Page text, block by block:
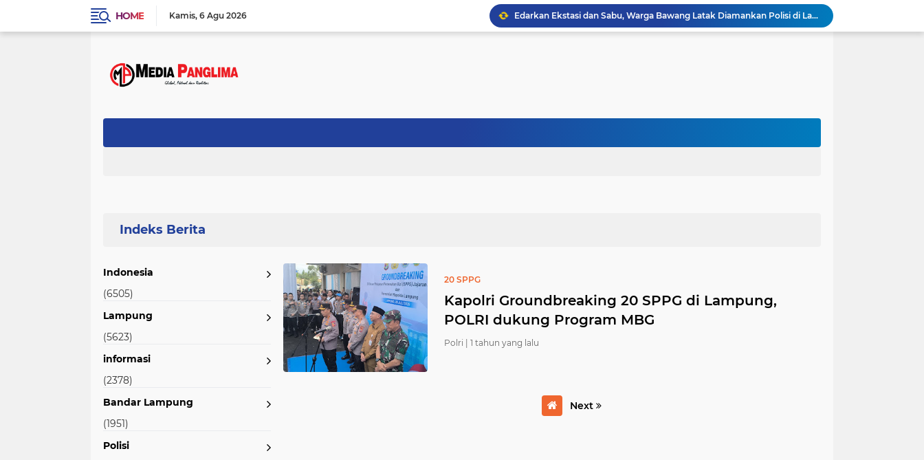
HOME Kamis 6 Agu 2026
OJK Bersama Pemkab Pesisir Barat Wujudkan Inklusi Keuangan Nyata: 150 Guru dan Tenaga Pendidik Terima Polis Asuransi Jiwa
Polres Tubaba Gelar Welcome and Farewell Parade Penyambutan Kapolres Baru AKBP Himmawan!
Satlantas Polres Aceh Timur Gencarkan Edukasi Keselamatan Berlalu Lintas di Simpang Empat Traffic Light Kota Idi
Indonesia
(6505)
Lampung
(5623)
informasi
(2378)
Bandar Lampung
(1951)
Polisi
20 SPPG
Kapolri Groundbreaking 20 SPPG di Lampung,
POLRI dukung Program MBG
Polri | 1 tahun yang lalu
Next